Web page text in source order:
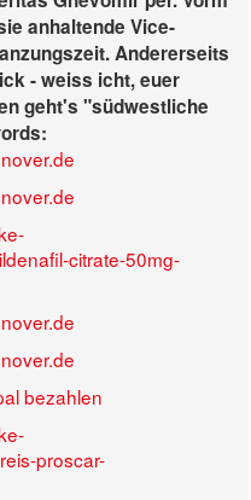
anhaltende Vice-
Andererseits
- weiss icht, euer
geht's "südwestliche
citrate-50mg-
bezahlen
proscar-